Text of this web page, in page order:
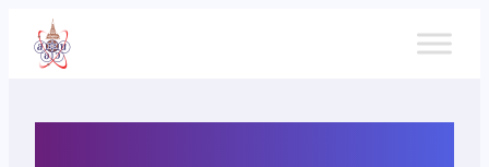
เนื้อหา